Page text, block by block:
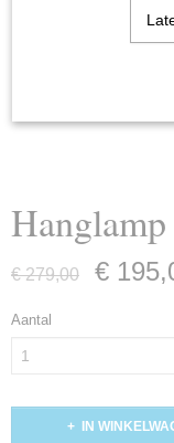
€ 279,00 €
Aantal
IN